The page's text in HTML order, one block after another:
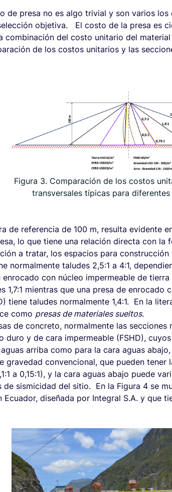
de presa no es algo trivial y son varios
objetiva. El costo de la presa es
combinación del costo unitario del
de los costos unitarios y las
Figura 3. Comparación de los costos
transversales típicas para
de referencia de 100 m, resulta evidente
lo que tiene una relación directa con la
a tratar, los espacios para
normalmente taludes 2,5:1 a 4:1,
enrocado con núcleo impermeable de
1,7:1 mientras que una presa de enrocado
tiene taludes normalmente 1,4:1. En la
como presas de materiales sueltos.
de concreto, normalmente las secciones
duro y de cara impermeable (FSHD),
arriba como para la cara aguas
gravedad convencional, que pueden
a 0,15:1), y la cara aguas abajo puede
de sismicidad del sitio. En la Figura 4 se
Ecuador, diseñada por Integral S.A. y que